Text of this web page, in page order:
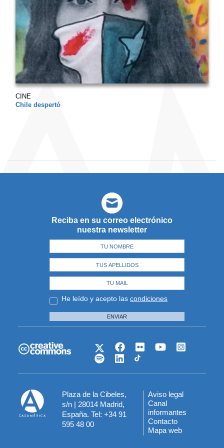
CINE
Chile despertó
Reciba en su correo electrónico
nuestra newsletter
He leído y acepto las condiciones
ENVIAR
Plaza de la Cibeles,
s/n | 28014 Madrid,
España. Tel: +34 91
595 48 00
Menú
del
pie
Aviso legal
Canal
informantes
Contacto
Mapa web